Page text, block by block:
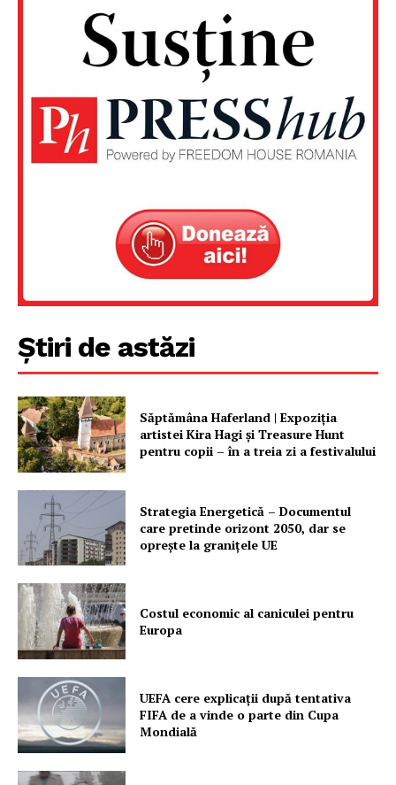
PRESShub
Despre noi / Echipa
Rețea
Contact
Știri de astăzi
Săptămâna Haferland | Expoziţia
artistei Kira Hagi şi Treasure Hunt
pentru copii – în a treia zi a festivalului
Strategia Energetică – Documentul
care pretinde orizont 2050, dar se
oprește la granițele UE
Costul economic al caniculei pentru
Europa
UEFA cere explicații după tentativa
FIFA de a vinde o parte din Cupa
Mondială